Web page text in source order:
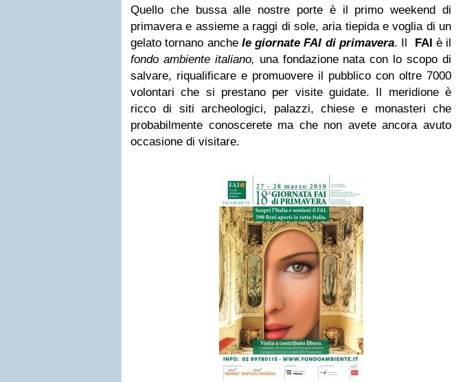
Quello che bussa alle nostre porte è il primo weekend di
primavera e assieme a raggi di sole, aria tiepida e voglia di un
gelato tornano anche le giornate FAI di primavera. Il FAI è il
fondo ambiente italiano, una fondazione nata con lo scopo di
salvare, riqualificare e promuovere il pubblico con oltre 7000
volontari che si prestano per visite guidate. Il meridione è
ricco di siti archeologici, palazzi, chiese e monasteri che
probabilmente conoscerete ma che non avete ancora avuto
occasione di visitare.